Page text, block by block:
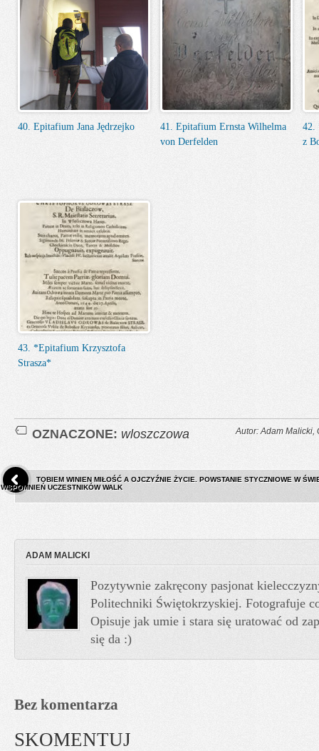
40. Epitafium Jana Jędrzejko
41. Epitafium Ernsta Wilhelma
von Derfelden
42.
z
43. *Epitafium Krzysztofa
Strasza*
OZNACZONE: wloszczowa Autor: Adam Malicki,
TOBIEM WINIEN MIŁOŚĆ A OJCZYŹNIE ŻYCIE. POWSTANIE STYCZNIOWE W
WSPOMNIEŃ UCZESTNIKÓW WALK
ADAM MALICKI
Pozytywnie zakręcony pasjonat
Politechniki Świętokrzyskiej. Fotografuje
Opisuje jak umie i stara się uratować od
się da :)
Bez komentarza
SKOMENTUJ